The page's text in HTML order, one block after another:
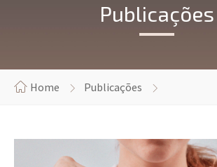
Publicações
Home Publicações